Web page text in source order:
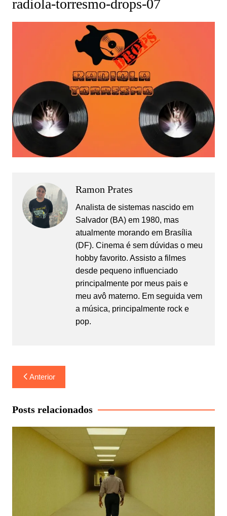
radiola-torresmo-drops-07
Ramon Prates
Analista de sistemas nascido em
Salvador (BA) em 1980, mas
atualmente morando em Brasília
(DF). Cinema é sem dúvidas o meu
hobby favorito. Assisto a filmes
desde pequeno influenciado
principalmente por meus pais e
meu avô materno. Em seguida vem
a música, principalmente rock e
pop.
Navegação
de
Post
Anterior
Posts relacionados